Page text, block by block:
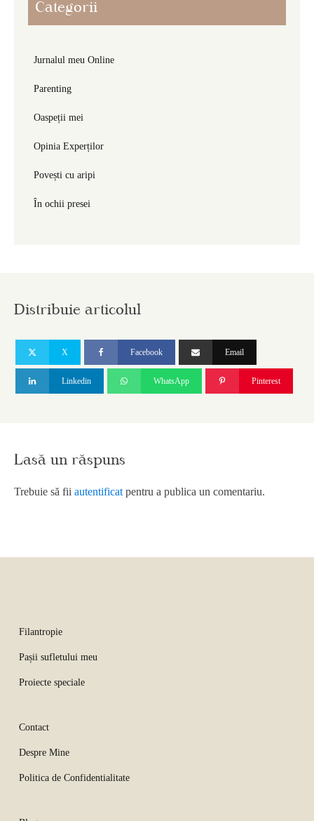
Categorii
Jurnalul meu Online
Parenting
Oaspeții mei
Opinia Experților
Povești cu aripi
În ochii presei
Distribuie articolul
X Facebook Email
Linkedin WhatsApp Pinterest
Lasă un răspuns
Trebuie să fii autentificat pentru a publica un comentariu.
Filantropie
Pașii sufletului meu
Proiecte speciale
Contact
Despre Mine
Politica de Confidentialitate